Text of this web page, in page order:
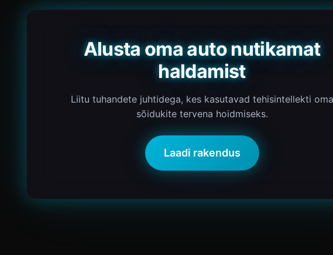
Alusta oma auto nutikamat
haldamist
Liitu tuhandete juhtidega, kes kasutavad tehisintellekti oma
sõidukite tervena hoidmiseks.
Laadi rakendus